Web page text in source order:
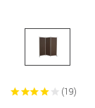
(19)